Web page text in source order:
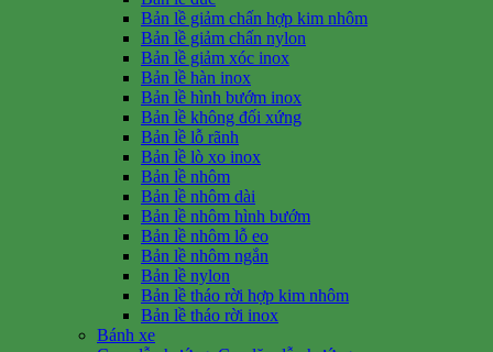
Bản lề giảm chấn hợp kim nhôm
Bản lề giảm chấn nylon
Bản lề giảm xóc inox
Bản lề hàn inox
Bản lề hình bướm inox
Bản lề không đối xứng
Bản lề lỗ rãnh
Bản lề lò xo inox
Bản lề nhôm
Bản lề nhôm dài
Bản lề nhôm hình bướm
Bản lề nhôm lỗ eo
Bản lề nhôm ngắn
Bản lề nylon
Bản lề tháo rời hợp kim nhôm
Bản lề tháo rời inox
Bánh xe